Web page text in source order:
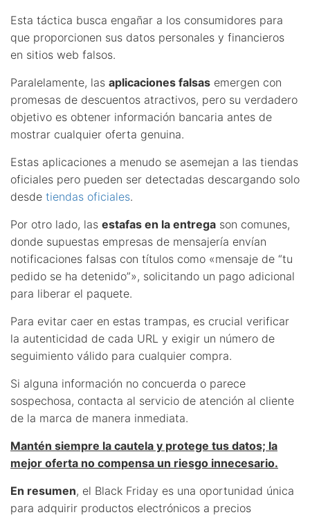
Esta táctica busca engañar a los consumidores para
que proporcionen sus datos personales y financieros
en sitios web falsos.
Paralelamente, las aplicaciones falsas emergen con
promesas de descuentos atractivos, pero su verdadero
objetivo es obtener información bancaria antes de
mostrar cualquier oferta genuina.
Estas aplicaciones a menudo se asemejan a las tiendas
oficiales pero pueden ser detectadas descargando solo
desde tiendas oficiales.
Por otro lado, las estafas en la entrega son comunes,
donde supuestas empresas de mensajería envían
notificaciones falsas con títulos como «mensaje de “tu
pedido se ha detenido”», solicitando un pago adicional
para liberar el paquete.
Para evitar caer en estas trampas, es crucial verificar
la autenticidad de cada URL y exigir un número de
seguimiento válido para cualquier compra.
Si alguna información no concuerda o parece
sospechosa, contacta al servicio de atención al cliente
de la marca de manera inmediata.
Mantén siempre la cautela y protege tus datos; la
mejor oferta no compensa un riesgo innecesario.
En resumen, el Black Friday es una oportunidad única
para adquirir productos electrónicos a precios